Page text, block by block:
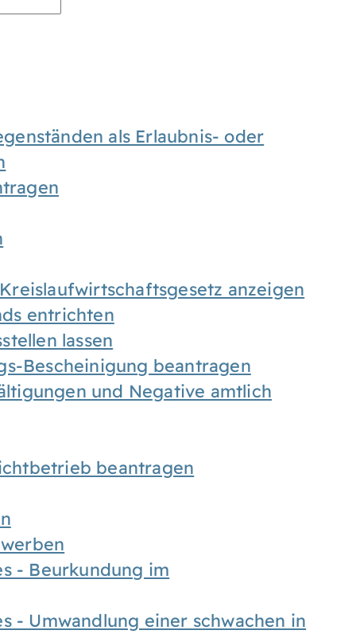
als Erlaubnis- oder
anzeigen
entrichten
lassen
Bescheinigung beantragen
und Negative amtlich
beantragen
- Beurkundung im
- Umwandlung einer schwachen in